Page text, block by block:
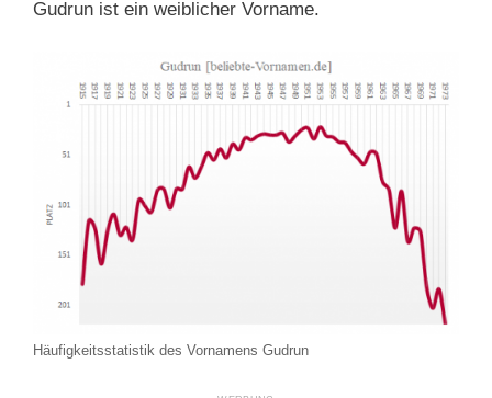
Gudrun ist ein weiblicher Vorname.
Häufigkeitsstatistik des Vornamens Gudrun